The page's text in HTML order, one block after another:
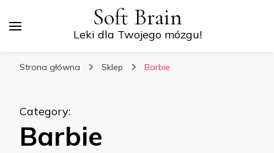
Soft Brain
Leki dla Twojego mózgu!
Strona główna Sklep Barbie
Category:
Barbie